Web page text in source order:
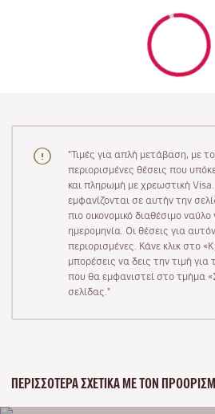
"Τιμές για απλή μετάβαση, με
περιορισμένες θέσεις που
και πληρωμή με χρεωστική Visa.
εμφανίζονται σε αυτήν την
πιο οικονομικό διαθέσιμο ναύλο
ημερομηνία. Οι θέσεις για
περιορισμένες. Κάνε κλικ στο
μπορέσεις να δεις την τιμή για
που θα εμφανιστεί στο τμήμα
σελίδας."
ΠΕΡΙΣΣΌΤΕΡΑ ΣΧΕΤΙΚΆ ΜΕ ΤΟΝ